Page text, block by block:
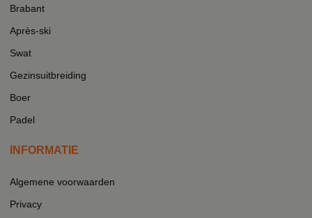
Brabant
Après-ski
Swat
Gezinsuitbreiding
Boer
Padel
INFORMATIE
Algemene voorwaarden
Privacy